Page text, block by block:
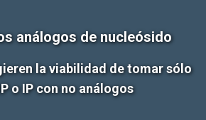
análogos de nucleósido
la viabilidad de tomar sólo
o IP con no análogos